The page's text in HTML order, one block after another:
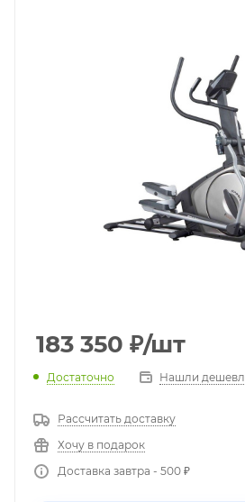
183 350 ₽/шт
Достаточно Нашли
Рассчитать доставку
Хочу в подарок
Доставка завтра - 500 ₽